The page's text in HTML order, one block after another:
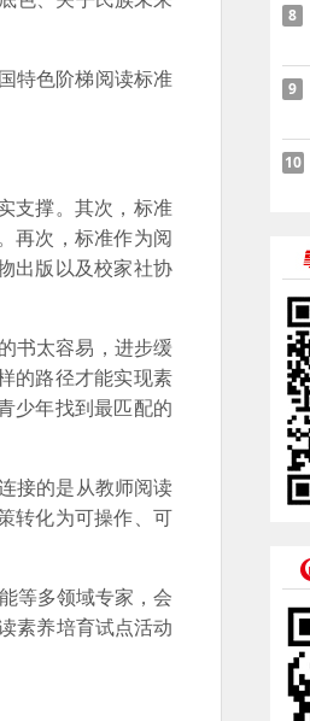
特色阶梯阅读标准
支撑。其次，标准
再次，标准作为阅
出版以及校家社协
书太容易，进步缓
的路径才能实现素
少年找到最匹配的
接的是从教师阅读
转化为可操作、可
等多领域专家，会
素养培育试点活动
8
9
10